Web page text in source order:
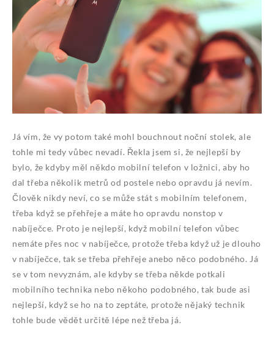
Já vím, že vy potom také mohl bouchnout noční stolek, ale
tohle mi tedy vůbec nevadí. Řekla jsem si, že nejlepší by
bylo, že kdyby měl někdo mobilní telefon v ložnici, aby ho
dal třeba několik metrů od postele nebo opravdu já nevím.
Člověk nikdy neví, co se může stát s mobilním telefonem,
třeba když se přehřeje a máte ho opravdu nonstop v
nabíječce. Proto je nejlepší, když mobilní telefon vůbec
nemáte přes noc v nabíječce, protože třeba když už je dlouho
v nabíječce, tak se třeba přehřeje anebo něco podobného. Já
se v tom nevyznám, ale kdyby se třeba někde potkali
mobilního technika nebo někoho podobného, tak bude asi
nejlepší, když se ho na to zeptáte, protože nějaký technik
tohle bude vědět určitě lépe než třeba já.